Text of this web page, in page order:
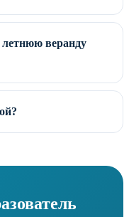
веранду